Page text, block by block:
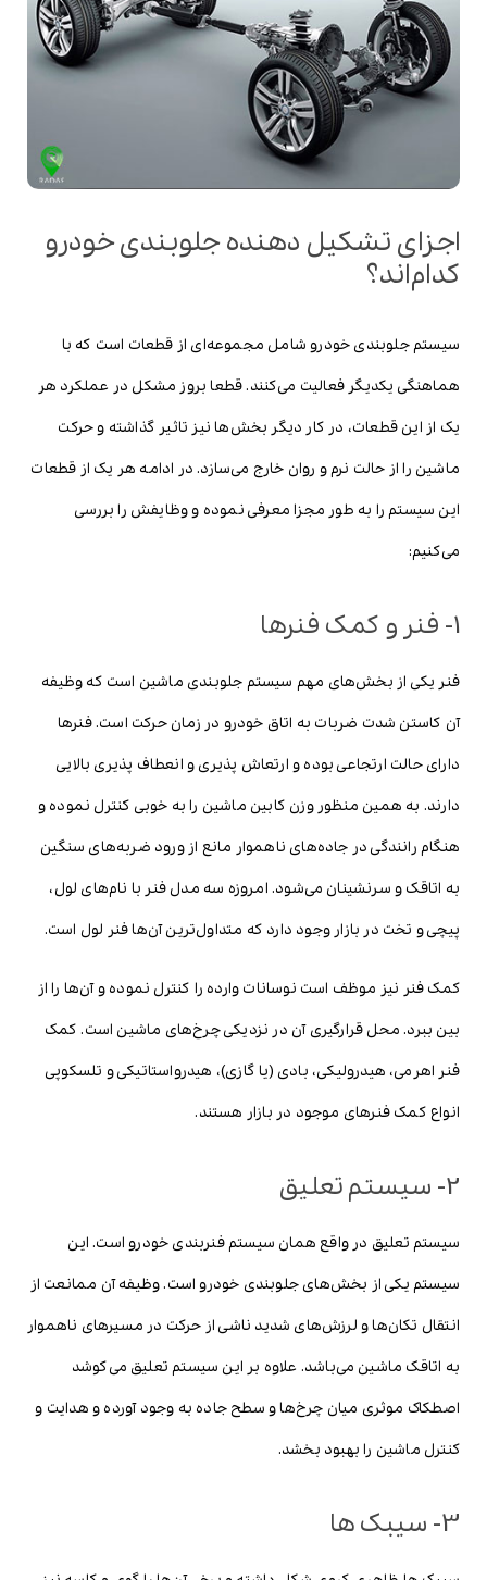
اجزای تشکیل دهنده جلوبندی خودرو
کدام‌اند؟
سیستم جلوبندی خودرو شامل مجموعه‌ای از قطعات است که با
هماهنگی یکدیگر فعالیت می‌کنند. قطعا بروز مشکل در عملکرد هر
یک از این قطعات، در کار دیگر بخش‌ها نیز تاثیر گذاشته و حرکت
ماشین را از حالت نرم و روان خارج می‌سازد. در ادامه هر یک از قطعات
این سیستم را به طور مجزا معرفی نموده و وظایفش را بررسی
می‌کنیم:
1- فنر و کمک فنرها
فنر یکی از بخش‌های مهم سیستم جلوبندی ماشین است که وظیفه
آن کاستن شدت ضربات به اتاق خودرو در زمان حرکت است. فنرها
دارای حالت ارتجاعی بوده و ارتعاش پذیری و انعطاف پذیری بالایی
دارند. به همین منظور وزن کابین ماشین را به خوبی کنترل نموده و
هنگام رانندگی در جاده‌های ناهموار مانع از ورود ضربه‌های سنگین
به اتاقک و سرنشینان می‌شود. امروزه سه مدل فنر با نام‌های لول،
پیچی و تخت در بازار وجود دارد که متداول‌ترین آن‌ها فنر لول است.
کمک فنر نیز موظف است نوسانات وارده را کنترل نموده و آن‌ها را از
بین ببرد. محل قرارگیری آن در نزدیکی چرخ‌های ماشین است. کمک
فنر اهرمی، هیدرولیکی، بادی (یا گازی)، هیدرواستاتیکی و تلسکوپی
انواع کمک فنرهای موجود در بازار هستند.
2- سیستم تعلیق
سیستم تعلیق در واقع همان سیستم فنربندی خودرو است. این
سیستم یکی از بخش‌های جلوبندی خودرو است. وظیفه آن ممانعت از
انتقال تکان‌ها و لرزش‌های شدید ناشی از حرکت در مسیرهای ناهموار
به اتاقک ماشین می‌باشد. علاوه بر این سیستم تعلیق می‌کوشد
اصطکاک موثری میان چرخ‌ها و سطح جاده به وجود آورده و هدایت و
کنترل ماشین را بهبود بخشد.
3- سیبک ها